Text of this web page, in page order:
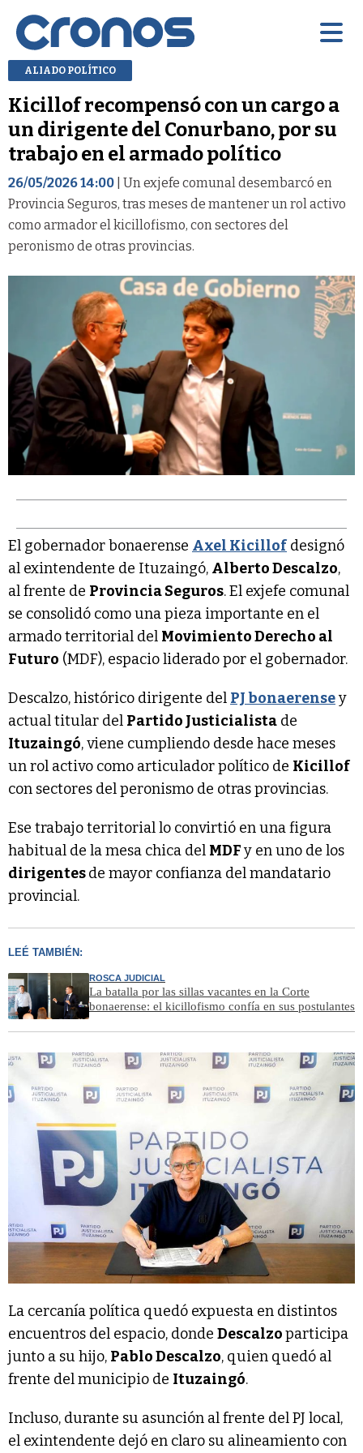
ALIADO POLÍTICO
Kicillof recompensó con un cargo a
un dirigente del Conurbano, por su
trabajo en el armado político
26/05/2026 14:00 | Un exjefe comunal desembarcó en
Provincia Seguros, tras meses de mantener un rol activo
como armador el kicillofismo, con sectores del
peronismo de otras provincias.
El gobernador bonaerense Axel Kicillof designó
al exintendente de Ituzaingó, Alberto Descalzo,
al frente de Provincia Seguros. El exjefe comunal
se consolidó como una pieza importante en el
armado territorial del Movimiento Derecho al
Futuro (MDF), espacio liderado por el gobernador.
Descalzo, histórico dirigente del PJ bonaerensey
actual titular del Partido Justicialista de
Ituzaingó, viene cumpliendo desde hace meses
un rol activo como articulador político de Kicillof
con sectores del peronismo de otras provincias.
Ese trabajo territorial lo convirtió en una figura
habitual de la mesa chica del MDFy en uno de los
dirigentesde mayor confianza del mandatario
provincial.
LEÉ TAMBIÉN:
ROSCA JUDICIAL
La batalla por las sillas vacantes en la Corte
bonaerense: el kicillofismo confía en sus postulantes
La cercanía política quedó expuesta en distintos
encuentros del espacio, donde Descalzoparticipa
junto a su hijo, Pablo Descalzo, quien quedó al
frente del municipio de Ituzaingó.
Incluso, durante su asunción al frente del PJ local,
el exintendente dejó en claro su alineamiento con